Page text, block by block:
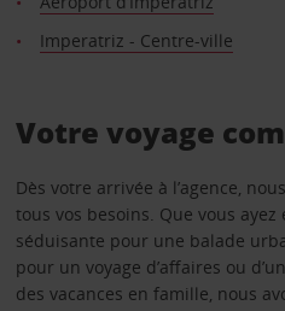
Imperatriz - Centre-ville
Votre voyage
Dès votre arrivée à l’agence,
tous vos besoins. Que vous ayez
séduisante pour une balade
pour un voyage d’affaires ou
des vacances en famille, nous